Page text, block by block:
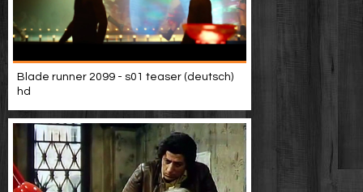
Blade runner 2099 - s01 teaser (deutsch)
hd